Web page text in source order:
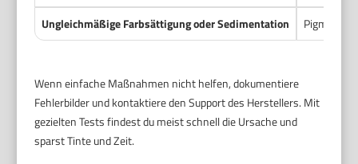
Ungleichmäßige Farbsättigung oder Sedimentation
Wenn einfache Maßnahmen nicht helfen, dokumentiere
Fehlerbilder und kontaktiere den Support des Herstellers. Mit
gezielten Tests findest du meist schnell die Ursache und
sparst Tinte und Zeit.